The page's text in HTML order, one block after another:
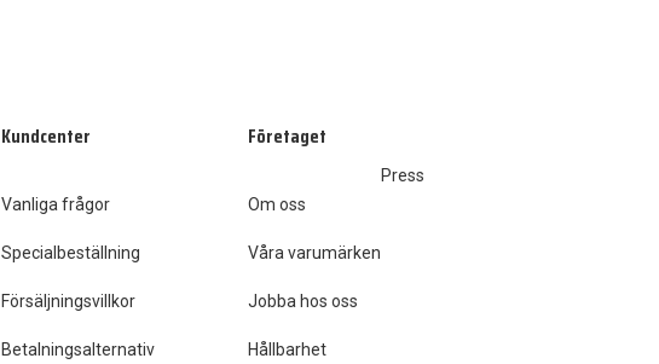
Kundcenter
Vanliga frågor
Specialbeställning
Försäljningsvillkor
Betalningsalternativ
Företaget
Om oss
Våra varumärken
Jobba hos oss
Hållbarhet
Press